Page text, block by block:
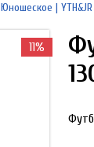
| YTH&JR
11%